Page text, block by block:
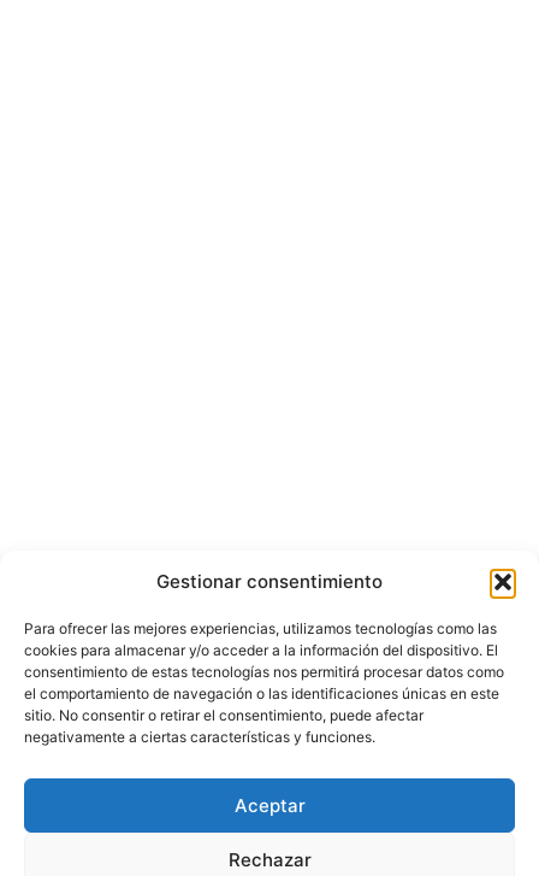
Gestionar consentimiento
Para ofrecer las mejores experiencias, utilizamos tecnologías como las
cookies para almacenar y/o acceder a la información del dispositivo. El
consentimiento de estas tecnologías nos permitirá procesar datos como
el comportamiento de navegación o las identificaciones únicas en este
sitio. No consentir o retirar el consentimiento, puede afectar
negativamente a ciertas características y funciones.
Aceptar
Rechazar
Internacional